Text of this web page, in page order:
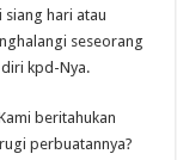
hari atau
seseorang
kpd-Nya.
beritahukan
perbuatannya?